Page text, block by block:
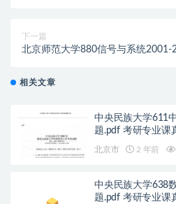
下一篇
北京师范大学880信号与系统2001-
相关文章
中央民族大学611
题.pdf 考研专业课
北京市 2 年前
中央民族大学638
题.pdf 考研专业课